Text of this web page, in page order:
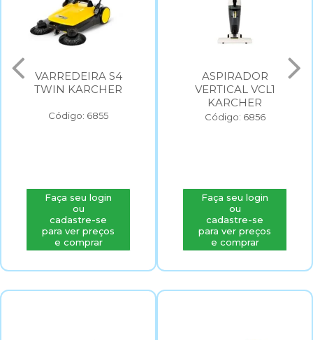
VARREDEIRA S4
TWIN KARCHER
Código: 6855
Faça seu login
ou
cadastre-se
para ver preços
e comprar
ASPIRADOR
VERTICAL VCL1
KARCHER
Código: 6856
Faça seu login
ou
cadastre-se
para ver preços
e comprar